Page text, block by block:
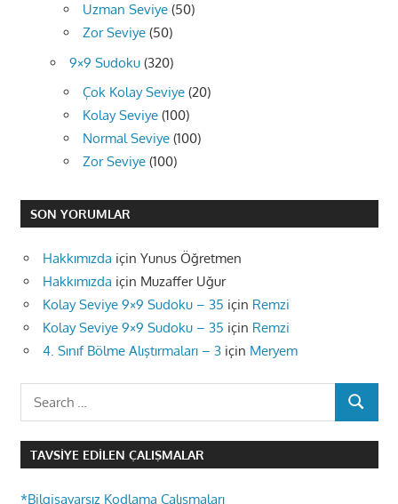
Uzman Seviye (50)
Zor Seviye (50)
9×9 Sudoku (320)
Çok Kolay Seviye (20)
Kolay Seviye (100)
Normal Seviye (100)
Zor Seviye (100)
SON YORUMLAR
Hakkımızda için Yunus Öğretmen
Hakkımızda için Muzaffer Uğur
Kolay Seviye 9×9 Sudoku – 35 için Remzi
Kolay Seviye 9×9 Sudoku – 35 için Remzi
4. Sınıf Bölme Alıştırmaları – 3 için Meryem
SEARCH
TAVSIYE EDILEN ÇALIŞMALAR
*Bilgisayarsız Kodlama Çalışmaları